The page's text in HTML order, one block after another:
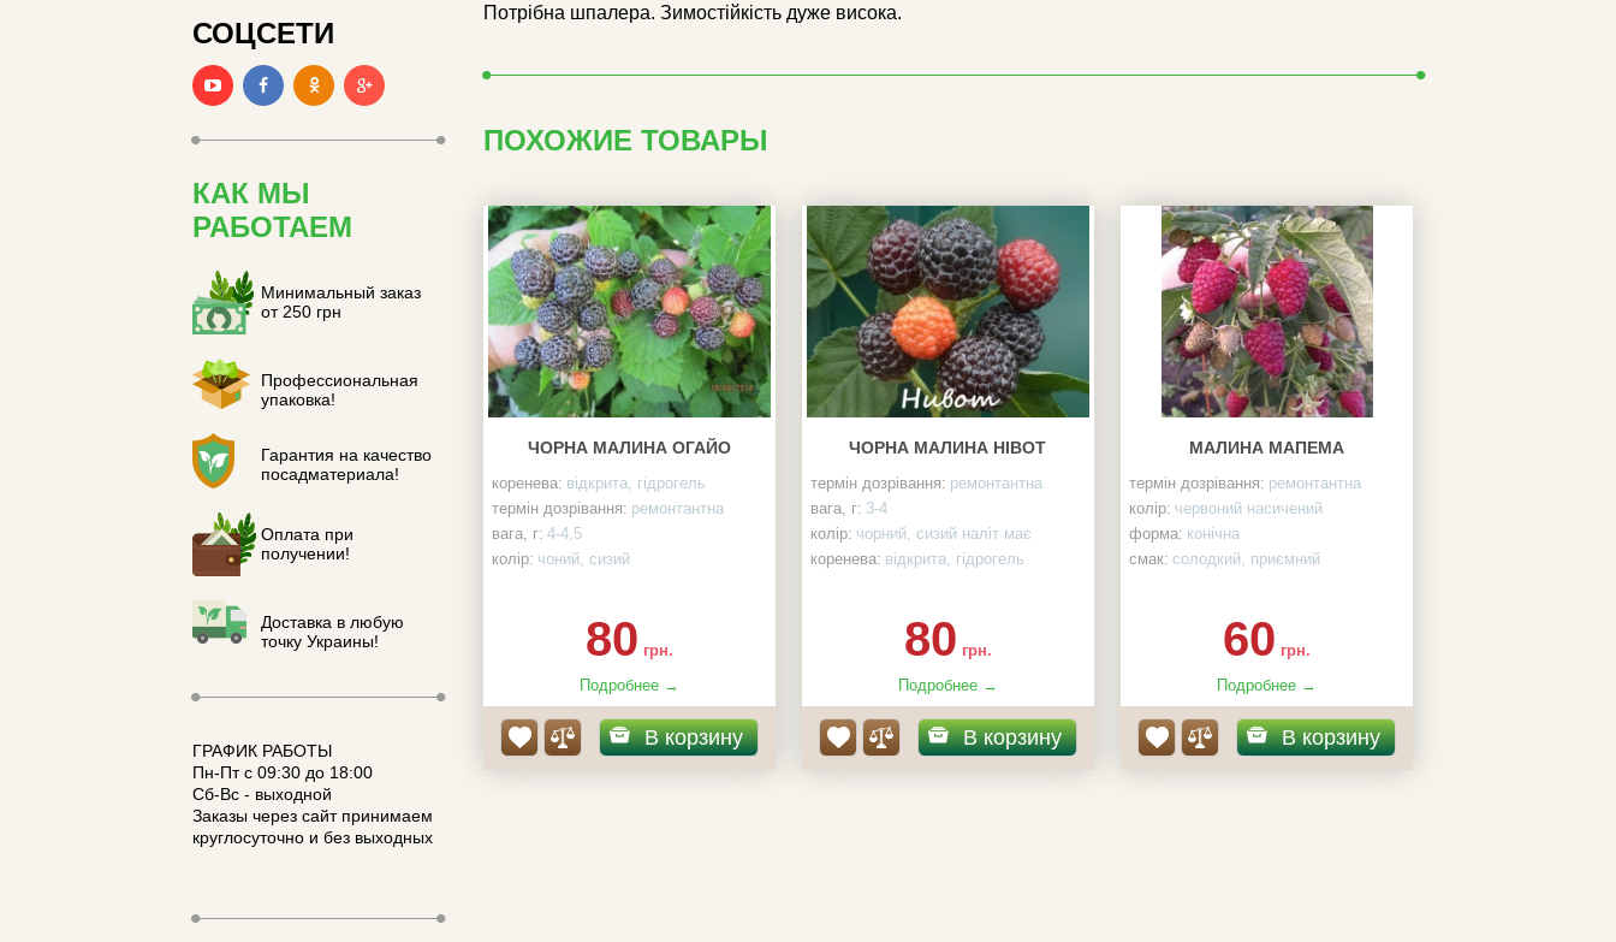
СОЦСЕТИ
КАК МЫ
РАБОТАЕМ
Минимальный заказ
от 250 грн
Профессиональная
упаковка!
Гарантия на качество
посадматериала!
Оплата при
получении!
Доставка в любую
точку Украины!
ГРАФИК РАБОТЫ
Пн-Пт с 09:30 до 18:00
Сб-Вс - выходной
Заказы через сайт принимаем
круглосуточно и без выходных
Потрібна шпалера. Зимостійкість дуже висока.
ПОХОЖИЕ ТОВАРЫ
ЧОРНА МАЛИНА ОГАЙО
коренева: відкрита, гідрогель
термін дозрівання: ремонтантна
вага, г: 4-4,5
колір: чоний, сизий
шпалеру, НЕ ДАЄ ПОРОСЛІ
80 грн.
Подробнее →
В корзину
ЧОРНА МАЛИНА НІВОТ
термін дозрівання: ремонтантна
вага, г: 3-4
колір: чорний, сизий наліт має
коренева: відкрита, гідрогель
80 грн.
Подробнее →
В корзину
МАЛИНА МАПЕМА
термін дозрівання: ремонтантна
колір: червоний насичений
форма: конічна
смак: солодкий, приємний
60 грн.
Подробнее →
В корзину